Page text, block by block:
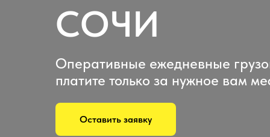
СОЧИ
Оперативные ежедневные
платите только за нужное вам
Оставить заявку